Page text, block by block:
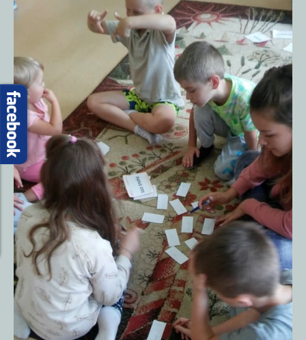
SP w Obierwi
Sąsiednie gminy
Olszewo-Borki
Kontakt
Dzielnicowy
Urząd Gminy
Przydatne numery